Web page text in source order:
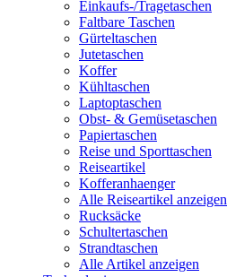
Einkaufs-/Tragetaschen
Faltbare Taschen
Gürteltaschen
Jutetaschen
Koffer
Kühltaschen
Laptoptaschen
Obst- & Gemüsetaschen
Papiertaschen
Reise und Sporttaschen
Reiseartikel
Kofferanhaenger
Alle Reiseartikel anzeigen
Rucksäcke
Schultertaschen
Strandtaschen
Alle Artikel anzeigen